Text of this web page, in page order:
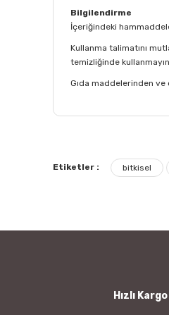
Bilgilendirme
İçeriğindeki
Kullanma talimatını
temizliğinde
Gıda maddelerinden ve
Sağlığınıza
Kendi kulvarında
Ürün resmi
Etiketler : bitkisel
Hızlı Kargo